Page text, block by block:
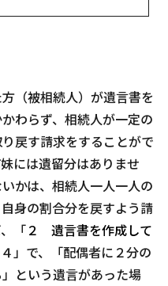
（被相続人）が遺言書を
わらず、相続人が一定の
戻す請求をすることがで
には遺留分はありませ
かは、相続人一人一人の
身の割合分を戻すよう請
「２ 遺言書を作成して
」で、「配偶者に２分の
という遺言があった場